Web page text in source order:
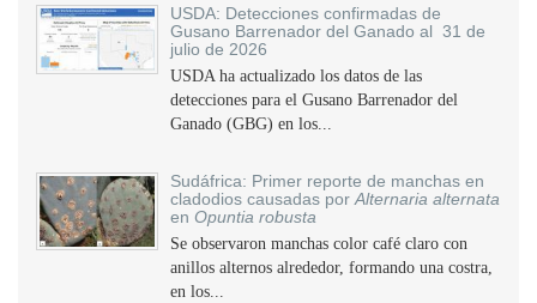
USDA: Detecciones confirmadas de
Gusano Barrenador del Ganado al 31 de
julio de 2026
USDA ha actualizado los datos de las
detecciones para el Gusano Barrenador del
Ganado (GBG) en los...
Sudáfrica: Primer reporte de manchas en
cladodios causadas por Alternaria alternata
en Opuntia robusta
Se observaron manchas color café claro con
anillos alternos alrededor, formando una costra,
en los...